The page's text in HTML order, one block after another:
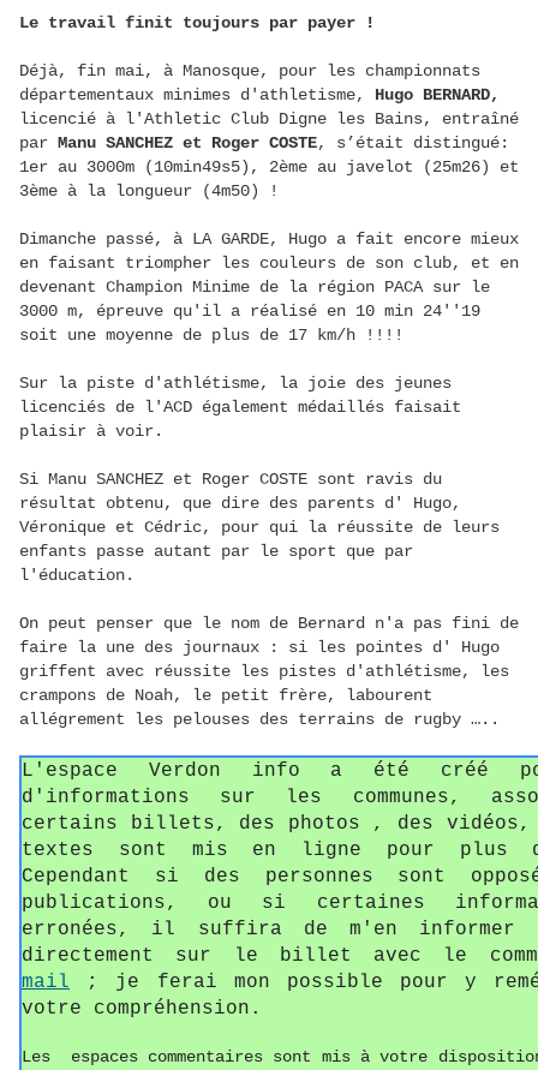
Le travail finit toujours par payer !
Déjà, fin mai, à Manosque, pour les championnats
départementaux minimes d'athletisme, Hugo BERNARD,
licencié à l'Athletic Club Digne les Bains, entraîné
par Manu SANCHEZ et Roger COSTE, s’était distingué:
1er au 3000m (10min49s5), 2ème au javelot (25m26) et
3ème à la longueur (4m50) !
Dimanche passé, à LA GARDE, Hugo a fait encore mieux
en faisant triompher les couleurs de son club, et en
devenant Champion Minime de la région PACA sur le
3000 m, épreuve qu'il a réalisé en 10 min 24''19
soit une moyenne de plus de 17 km/h !!!!
Sur la piste d'athlétisme, la joie des jeunes
licenciés de l'ACD également médaillés faisait
plaisir à voir.
Si Manu SANCHEZ et Roger COSTE sont ravis du
résultat obtenu, que dire des parents d' Hugo,
Véronique et Cédric, pour qui la réussite de leurs
enfants passe autant par le sport que par
l'éducation.
On peut penser que le nom de Bernard n'a pas fini de
faire la une des journaux : si les pointes d' Hugo
griffent avec réussite les pistes d'athlétisme, les
crampons de Noah, le petit frère, labourent
allégrement les pelouses des terrains de rugby …..
L'espace Verdon info a été créé
d'informations sur les communes,
certains billets, des photos , des vidéos,
textes sont mis en ligne pour plus
Cependant si des personnes sont
publications, ou si certaines
erronées, il suffira de m'en
directement sur le billet avec le
mail ; je ferai mon possible pour y
votre compréhension.
Les espaces commentaires sont mis à votre